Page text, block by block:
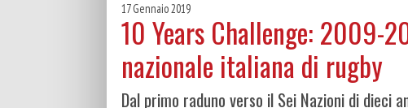
17 Gennaio 2019
10 Years Challenge: 2009-
nazionale italiana di rugby
Dal primo raduno verso il Sei Nazioni di dieci